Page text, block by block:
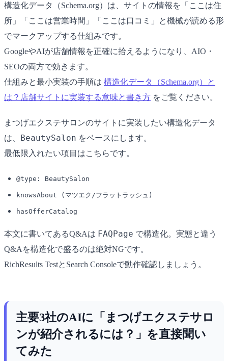
構造化データ（Schema.org）は、サイトの情報を「ここは住
所」「ここは営業時間」「ここは口コミ」と機械が読める形
でマークアップする仕組みです。
GoogleやAIが店舗情報を正確に拾えるようになり、AIO・
SEOの両方で効きます。
仕組みと最小実装の手順は 構造化データ（Schema.org）と
は？店舗サイトに実装する意味と書き方 をご覧ください。
まつげエクステサロンのサイトに実装したい構造化データ
は、 BeautySalon をベースにします。
最低限入れたい項目はこちらです。
@type: BeautySalon
knowsAbout (マツエク/フラットラッシュ)
hasOfferCatalog
本文に書いてあるQ&Aは FAQPage で構造化。実態と違う
Q&Aを構造化で盛るのは絶対NGです。
RichResults TestとSearch Consoleで動作確認しましょう。
主要3社のAIに「まつげエクステサロ
ンが紹介されるには？」を直接聞い
てみた